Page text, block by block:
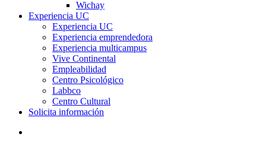
Wichay
Experiencia UC
Experiencia UC
Experiencia emprendedora
Experiencia multicampus
Vive Continental
Empleabilidad
Centro Psicológico
Labbco
Centro Cultural
Solicita información